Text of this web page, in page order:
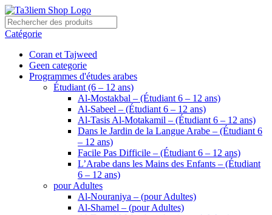
Catégorie
Coran et Tajweed
Geen categorie
Programmes d'études arabes
Étudiant (6 – 12 ans)
Al-Mostakbal – (Étudiant 6 – 12 ans)
Al-Sabeel – (Étudiant 6 – 12 ans)
Al-Tasis Al-Motakamil – (Étudiant 6 – 12 ans)
Dans le Jardin de la Langue Arabe – (Étudiant 6
– 12 ans)
Facile Pas Difficile – (Étudiant 6 – 12 ans)
L’Arabe dans les Mains des Enfants – (Étudiant
6 – 12 ans)
pour Adultes
Al-Nouraniya – (pour Adultes)
Al-Shamel – (pour Adultes)